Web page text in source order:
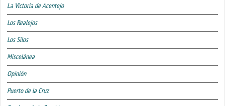
La Victoria de Acentejo
Los Realejos
Los Silos
Miscelánea
Opinión
Puerto de la Cruz